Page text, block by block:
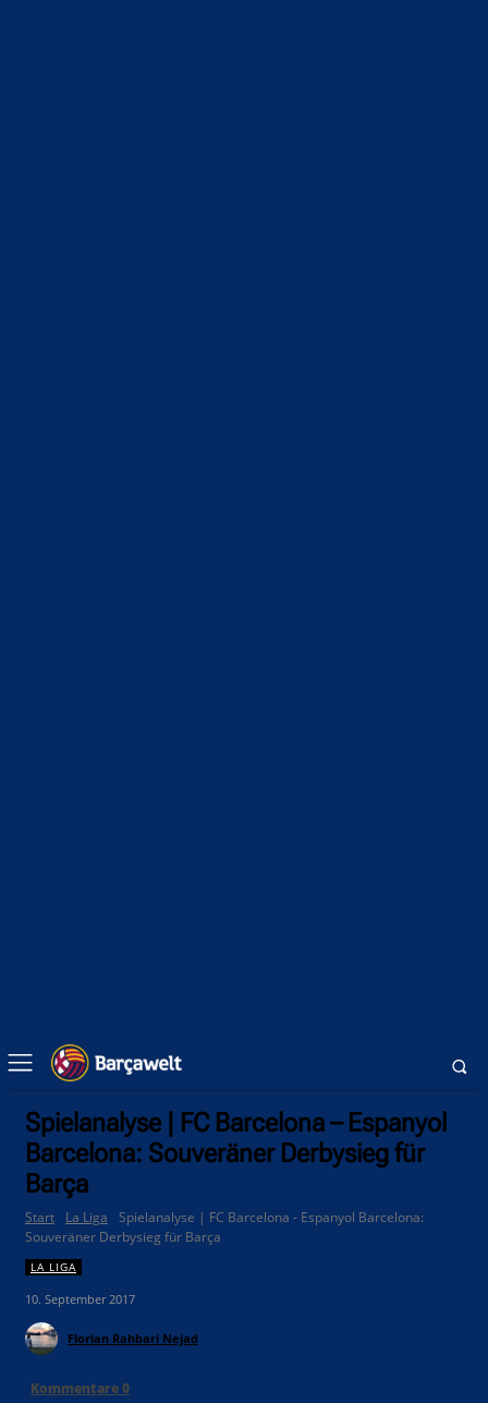
Spielanalyse | FC Barcelona – Espanyol
Barcelona: Souveräner Derbysieg für
Barça
Start La Liga
Spielanalyse | FC Barcelona - Espanyol Barcelona:
Souveräner Derbysieg für Barça
LA LIGA
10. September 2017
Florian Rahbari Nejad
Kommentare0